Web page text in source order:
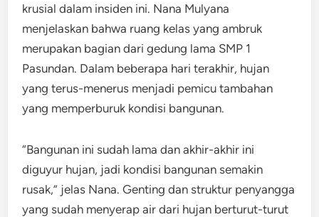
krusial dalam insiden ini. Nana Mulyana
menjelaskan bahwa ruang kelas yang ambruk
merupakan bagian dari gedung lama SMP 1
Pasundan. Dalam beberapa hari terakhir, hujan
yang terus-menerus menjadi pemicu tambahan
yang memperburuk kondisi bangunan.
“Bangunan ini sudah lama dan akhir-akhir ini
diguyur hujan, jadi kondisi bangunan semakin
rusak,” jelas Nana. Genting dan struktur penyangga
yang sudah menyerap air dari hujan berturut-turut